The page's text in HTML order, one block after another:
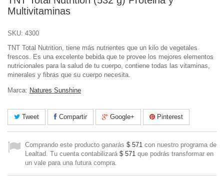
Multivitaminas
SKU: 4300
TNT Total Nutrition, tiene más nutrientes que un kilo de vegetales
frescos. Es una excelente bebida que te provee los mejores elementos
nutricionales para la salud de tu cuerpo, contiene todas las vitaminas,
minerales y fibras que su cuerpo necesita.
Marca: Natures Sunshine
Tweet Compartir Google+ Pinterest
Comprando este producto ganarás $ 571 con nuestro programa de
Lealtad. Tu cuenta contabilizará $ 571 que podrás transformar en
un vale para una futura compra.